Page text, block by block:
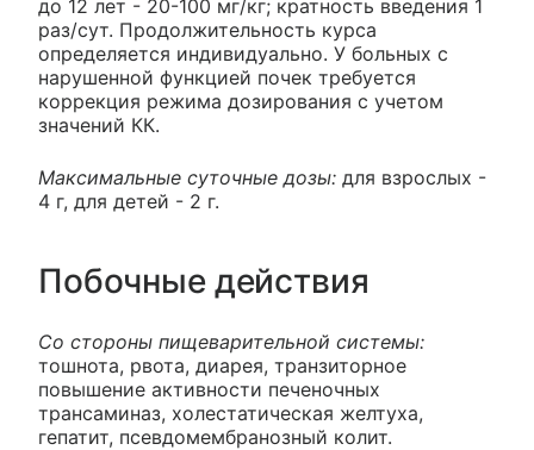
до 12 лет - 20-100 мг/кг; кратность введения 1
раз/сут. Продолжительность курса
определяется индивидуально. У больных с
нарушенной функцией почек требуется
коррекция режима дозирования с учетом
значений КК.
Максимальные суточные дозы: для взрослых -
4 г, для детей - 2 г.
Побочные действия
Со стороны пищеварительной системы:
тошнота, рвота, диарея, транзиторное
повышение активности печеночных
трансаминаз, холестатическая желтуха,
гепатит, псевдомембранозный колит.